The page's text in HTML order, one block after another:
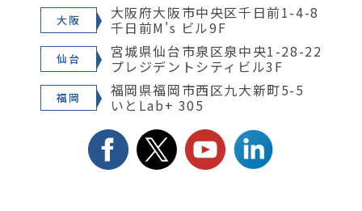
大阪 大阪府大阪市中央区千日前1-4-8
千日前M's ビル9F
仙台 宮城県仙台市泉区泉中央1-28-22
プレジデントシティビル3F
福岡 福岡県福岡市西区九大新町5-5
いとLab+ 305